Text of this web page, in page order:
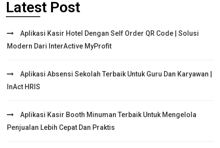
Latest Post
Aplikasi Kasir Hotel Dengan Self Order QR Code | Solusi
Modern Dari InterActive MyProfit
Aplikasi Absensi Sekolah Terbaik Untuk Guru Dan Karyawan |
InAct HRIS
Aplikasi Kasir Booth Minuman Terbaik Untuk Mengelola
Penjualan Lebih Cepat Dan Praktis